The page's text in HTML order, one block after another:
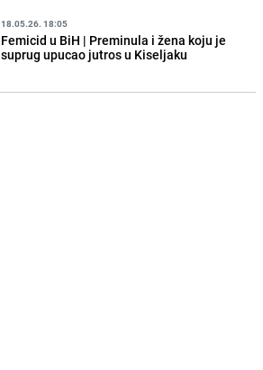
18.05.26. 18:05
Femicid u BiH | Preminula i žena koju je
suprug upucao jutros u Kiseljaku